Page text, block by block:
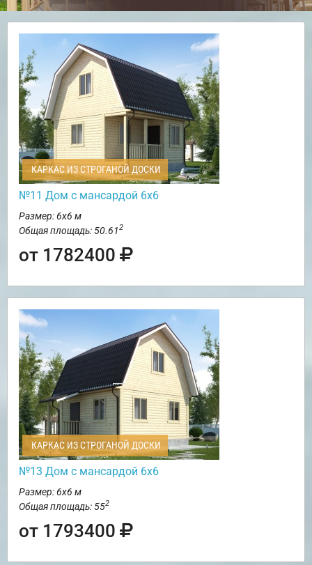
КАРКАС ИЗ СТРОГАНОЙ ДОСКИ
№11 Дом с мансардой 6х6
Размер: 6х6 м
Общая площадь: 50.612
от 1782400
КАРКАС ИЗ СТРОГАНОЙ ДОСКИ
№13 Дом с мансардой 6х6
Размер: 6х6 м
Общая площадь: 552
от 1793400